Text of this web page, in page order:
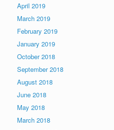
April 2019
March 2019
February 2019
January 2019
October 2018
September 2018
August 2018
June 2018
May 2018
March 2018